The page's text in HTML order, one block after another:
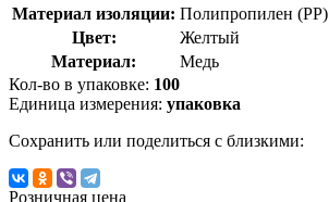
Материал изоляции: Полипропилен (PP)
Цвет:
Желтый
Материал:
Медь
Кол-во в упаковке: 100
Единица измерения: упаковка
Сохранить или поделиться с близкими:
Розничная цена